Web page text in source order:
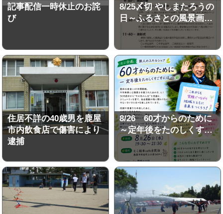
記事配信一時休止のお詫
び
8/25〆切 やしまたろうの
日～ふるさとの風景画…
住居不詳の40歳男を鹿屋
市内飲食店で傷害により
逮捕
8/26 60才からのために
～定年後をたのしくす…